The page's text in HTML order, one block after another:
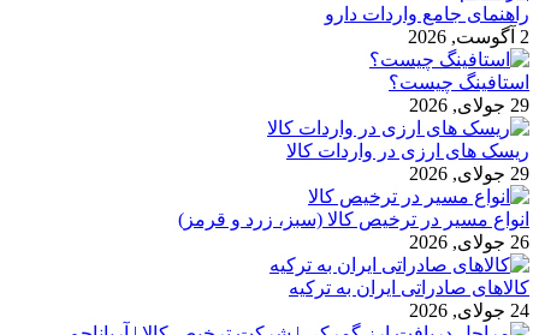
راهنمای جامع واردات دارو
2 آگوست, 2026
استافینگ چیست؟
29 جولای, 2026
ریسک های ارزی در واردات کالا
29 جولای, 2026
انواع مسیر در ترخیص کالا (سبز، زرد و قرمز)
26 جولای, 2026
کالاهای صادراتی ایران به ترکیه
24 جولای, 2026